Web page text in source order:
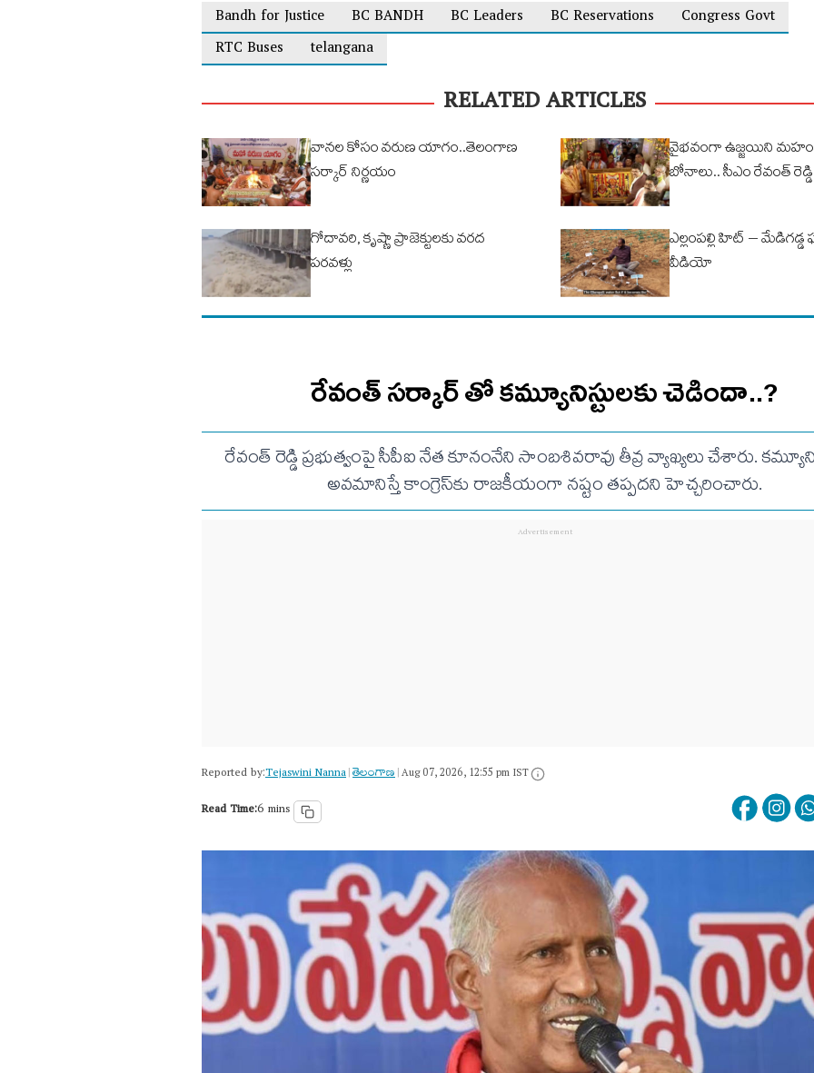
Bandh for Justice
BC BANDH BC Leaders BC Reservations
Congress Govt
RTC Buses
telangana
RELATED ARTICLES
వానల కోసం వరుణ యాగం..తెలంగాణ
సర్కార్ నిర్ణయం
వైభవంగా ఉజ్జయిని
బోనాలు.. సీఎం రేవంత్
గోదావరి, కృష్ణా ప్రాజెక్టులకు వరద
పరవళ్లు
ఎల్లంపల్లి హిట్ –
వీడియో
రేవంత్ సర్కార్ తో కమ్యూనిస్టులకు చెడిందా..?
రేవంత్ రెడ్డి ప్రభుత్వంపై సీపీఐ నేత కూనంనేని సాంబశివరావు తీవ్ర వ్యాఖ్యలు చేశారు.
అవమానిస్తే కాంగ్రెస్‌కు రాజకీయంగా నష్టం తప్పదని హెచ్చరించారు.
Reported by:Tejaswini Nanna|తెలంగాణ‌|Aug 07, 2026, 12:55 pm IST
Read Time:6 mins